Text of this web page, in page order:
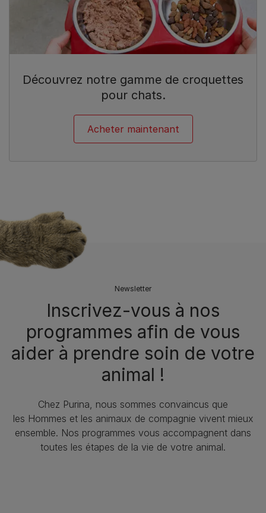
Découvrez notre gamme de croquettes
pour chats.
Acheter maintenant
Newsletter
Inscrivez-vous à nos
programmes afin de vous
aider à prendre soin de votre
animal !​
Chez Purina, nous sommes convaincus que
les Hommes et les animaux de compagnie vivent mieux
ensemble. Nos programmes vous accompagnent dans
toutes les étapes de la vie de votre animal.​